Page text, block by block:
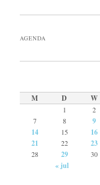
AGENDA
M D W
1 2
7
8 9
14 15 16
21 22 23
28 29 30
« jul